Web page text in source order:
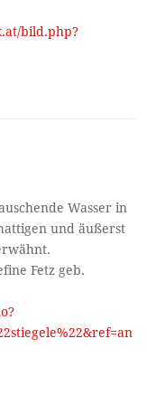
bild.php?
Wasser in
und äußerst
Fetz geb.